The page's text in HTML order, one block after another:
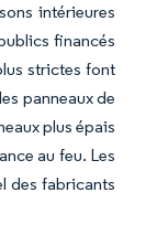
intérieures
financés
strictes font
panneaux de
plus épais
au feu. Les
des fabricants